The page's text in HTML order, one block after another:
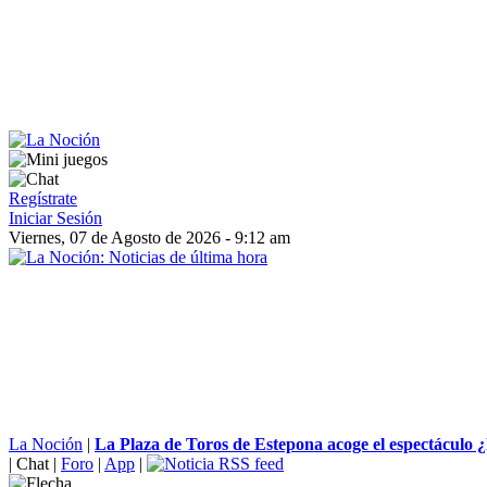
Regístrate
Iniciar Sesión
Viernes, 07 de Agosto de 2026 - 9:12 am
La Noción | La Plaza de Toros de Estepona acoge el espectáculo
| Chat | Foro | App |